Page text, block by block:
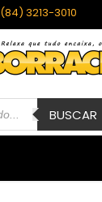
(84) 3213-3010
BUSCAR